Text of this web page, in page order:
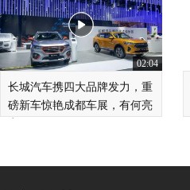
02:04
长城汽车携四大品牌发力，重
磅新车惊艳成都车展，有何亮